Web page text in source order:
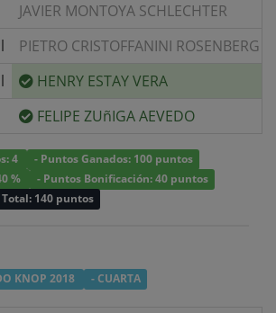
JAVIER MONTOYA SCHLECHTER
PIETRO CRISTOFFANINI ROSENBERG
HENRY ESTAY VERA
FELIPE ZUñIGA AEVEDO
4
- Puntos Ganados: 100 puntos
%
- Puntos Bonificación: 40 puntos
140 puntos
KNOP 2018 - CUARTA